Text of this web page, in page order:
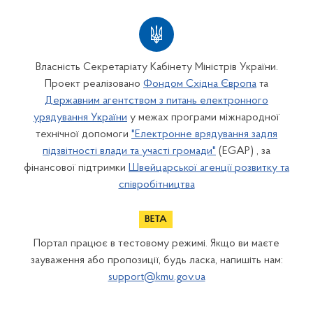
Власність Секретаріату Кабінету Міністрів України.
Проект реалізовано Фондом Східна Європа та
Державним агентством з питань електронного
урядування України у межах програми міжнародної
технічної допомоги "Електронне врядування задля
підзвітності влади та участі громади" (EGAP) , за
фінансової підтримки Швейцарської агенції розвитку та
співробітництва
Портал працює в тестовому режимі. Якщо ви маєте
зауваження або пропозиції, будь ласка, напишіть нам:
support@kmu.gov.ua